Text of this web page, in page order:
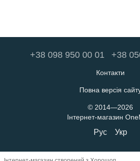
+38 098 950 00 01 +38
Контакти
Повна версія
© 2014—2026
Інтернет-магазин
Рус Укр